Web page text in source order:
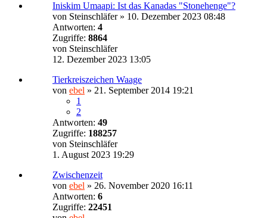
Iniskim Umaapi: Ist das Kanadas "Stonehenge"?
von Steinschläfer» 10. Dezember 2023 08:48
Antworten: 4
Zugriffe: 8864
von Steinschläfer
12. Dezember 2023 13:05
Tierkreiszeichen Waage
von ebel » 21. September 2014 19:21
1
2
Antworten: 49
Zugriffe: 188257
von Steinschläfer
1. August 2023 19:29
Zwischenzeit
von ebel » 26. November 2020 16:11
Antworten: 6
Zugriffe: 22451